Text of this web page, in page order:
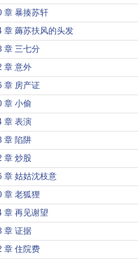
章 暴揍苏轩
章 薅苏扶风的头发
章 三七分
章 意外
章 房产证
章 小偷
章 表演
章 陷阱
章 炒股
章 姑姑沈枝意
章 老狐狸
章 再见谢望
章 证据
章 住院费